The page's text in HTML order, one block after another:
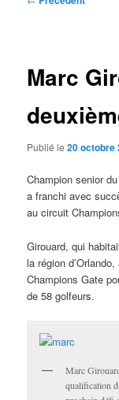
Marc
Publié le20 octobre
Champion senior
a franchi avec
au circuit
Girouard, qui
la région
Champions Gate
de 58 golfeurs.
Marc
qualification